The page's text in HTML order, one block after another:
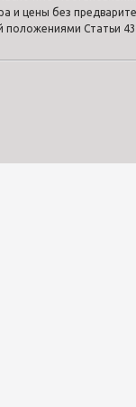
и цены без
Статьи